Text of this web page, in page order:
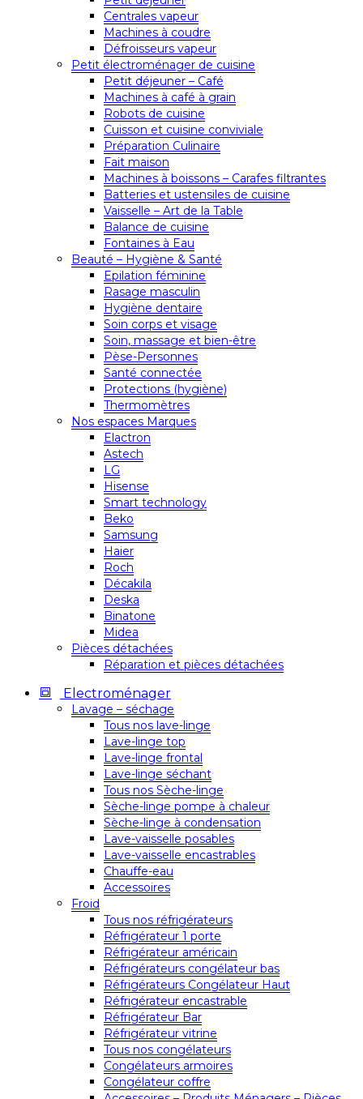
Centrales vapeur
Machines à coudre
Défroisseurs vapeur
Petit électroménager de cuisine
Petit déjeuner – Café
Machines à café à grain
Robots de cuisine
Cuisson et cuisine conviviale
Préparation Culinaire
Fait maison
Machines à boissons – Carafes filtrantes
Batteries et ustensiles de cuisine
Vaisselle – Art de la Table
Balance de cuisine
Fontaines à Eau
Beauté – Hygiène & Santé
Epilation féminine
Rasage masculin
Hygiène dentaire
Soin corps et visage
Soin, massage et bien-être
Pèse-Personnes
Santé connectée
Protections (hygiène)
Thermomètres
Nos espaces Marques
Elactron
Astech
LG
Hisense
Smart technology
Beko
Samsung
Haier
Roch
Décakila
Deska
Binatone
Midea
Pièces détachées
Réparation et pièces détachées
Electroménager
Lavage – séchage
Tous nos lave-linge
Lave-linge top
Lave-linge frontal
Lave-linge séchant
Tous nos Sèche-linge
Sèche-linge pompe à chaleur
Sèche-linge à condensation
Lave-vaisselle posables
Lave-vaisselle encastrables
Chauffe-eau
Accessoires
Froid
Tous nos réfrigérateurs
Réfrigérateur 1 porte
Réfrigérateur américain
Réfrigérateurs congélateur bas
Réfrigérateurs Congélateur Haut
Réfrigérateur encastrable
Réfrigérateur Bar
Réfrigérateur vitrine
Tous nos congélateurs
Congélateurs armoires
Congélateur coffre